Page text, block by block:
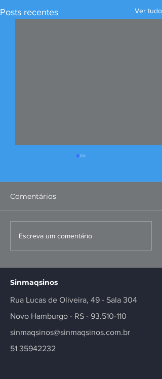
Posts recentes Ver tudo
Convenções Coletivas
dos Metalúrgicos
Comentários
Escreva um comentário
Sinmaqsinos
Rua Lucas de Oliveira, 49 - Sala 304
Novo Hamburgo - RS - 93.510-110
sinmaqsinos@sinmaqsinos.com.br
51 35942232